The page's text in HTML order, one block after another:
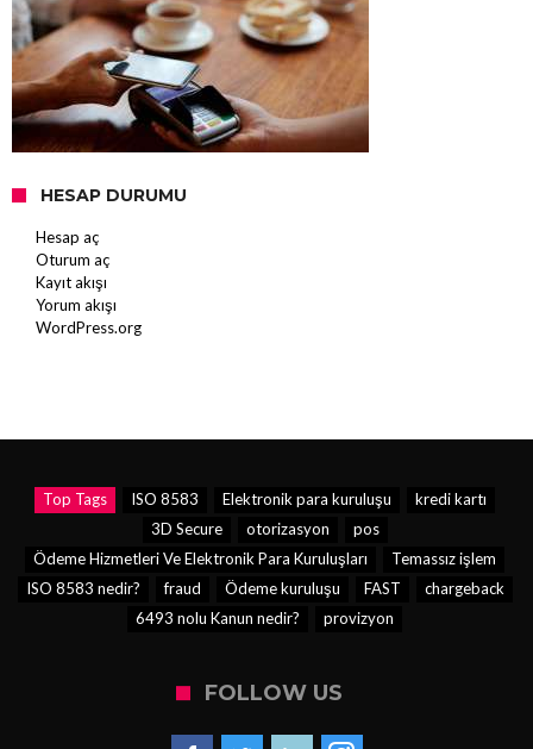
HESAP DURUMU
Hesap aç
Oturum aç
Kayıt akışı
Yorum akışı
WordPress.org
Top Tags ISO 8583 Elektronik para kuruluşu
kredi kartı
3D Secure
otorizasyon
pos
Ödeme Hizmetleri Ve Elektronik Para Kuruluşları
Temassız işlem
ISO 8583 nedir?
fraud Ödeme kuruluşu FAST
chargeback
6493 nolu Kanun nedir?
provizyon
FOLLOW US